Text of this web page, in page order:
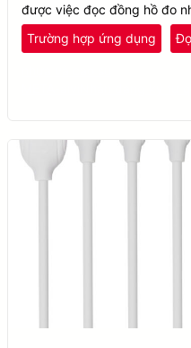
được việc đọc đồng hồ đo
động và giảm thiểu lỗi đọc
Trường hợp ứng dụng